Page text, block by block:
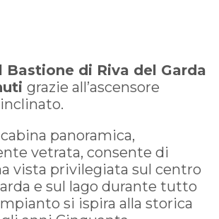
Bastione di Riva del Garda
grazie all’ascensore
panoramica,
vetrata, consente di
vista privilegiata sul centro
e sul lago durante tutto
si ispira alla storica